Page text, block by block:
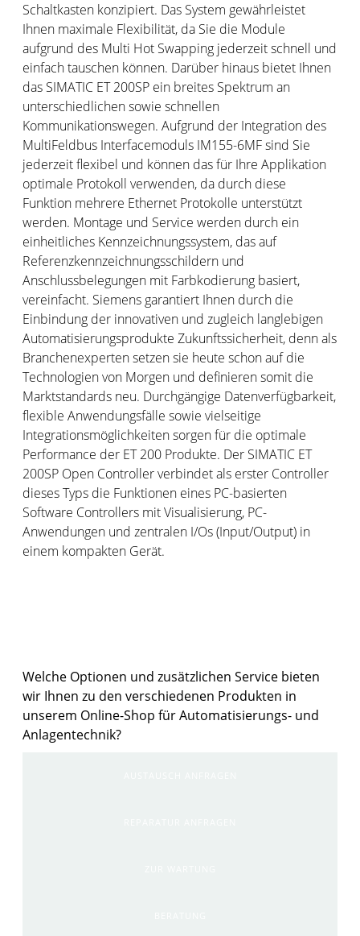
Schaltkasten konzipiert. ​​​Das System gewährleistet
Ihnen maximale Flexibilität, da Sie die Module
aufgrund des Multi Hot Swapping jederzeit schnell und
einfach tauschen können.​​ Darüber hinaus bietet Ihnen
das SIMATIC ET 200SP ein breites Spektrum an
unterschiedlichen sowie schnellen
Kommunikationswegen. ​​​Aufgrund der Integration des
MultiFeldbus Interfacemoduls IM155-6MF sind Sie
jederzeit flexibel und können das für Ihre Applikation
optimale Protokoll verwenden, da durch diese
Funktion mehrere Ethernet Protokolle unterstützt
werden.​​ ​Montage und Service werden durch ein
einheitliches Kennzeichnungssystem, das auf
Referenzkennzeichnungsschildern und
Anschlussbelegungen mit Farbkodierung basiert,
vereinfacht. ​Siemens garantiert Ihnen durch die
Einbindung der innovativen und zugleich langlebigen
Automatisierungsprodukte Zukunftssicherheit, denn als
Branchenexperten setzen sie heute schon auf die
Technologien von Morgen und definieren somit die
Marktstandards neu. Durchgängige Datenverfügbarkeit,
flexible Anwendungsfälle sowie vielseitige
Integrationsmöglichkeiten sorgen für die optimale
Performance der ET 200 Produkte. Der SIMATIC ET
200SP Open Controller verbindet als erster Controller
dieses Typs die Funktionen eines PC-basierten
Software Controllers mit Visualisierung, PC-
Anwendungen und zentralen I/Os (Input/Output) in
einem kompakten Gerät.
Welche Optionen und zusätzlichen Service bieten
wir Ihnen zu den verschiedenen Produkten in
unserem Online-Shop für Automatisierungs- und
Anlagentechnik?